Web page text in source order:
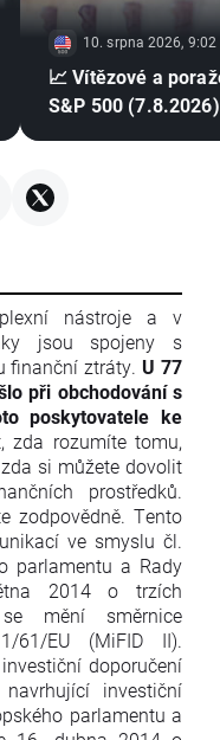
10. srpna 2026, 9:02
📈 Vítězové a
S&P 500 (7.8.2026)
nástroje a v
jsou spojeny s
finanční ztráty. U 77
při obchodování s
poskytovatele ke
zda rozumíte tomu,
si můžete dovolit
prostředků.
zodpovědně. Tento
ve smyslu čl.
parlamentu a Rady
2014 o trzích
mění směrnice
61/EU (MiFID II).
doporučení
investiční
parlamentu a